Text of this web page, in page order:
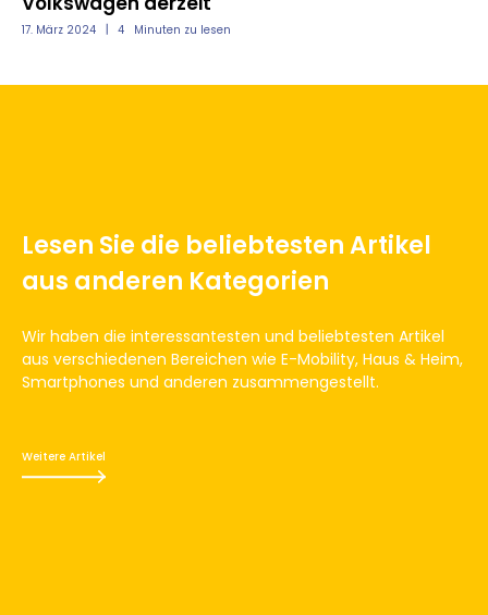
Lesen Sie die beliebtesten Artikel
aus anderen Kategorien
Wir haben die interessantesten und beliebtesten Artikel
aus verschiedenen Bereichen wie E-Mobility, Haus & Heim,
Smartphones und anderen zusammengestellt.
Weitere Artikel
17. März 2024 4 Minuten zu lesen